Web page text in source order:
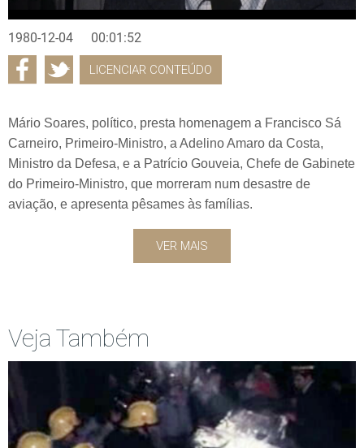
1980-12-04 00:01:52
LICENCIAR CONTEÚDO
Mário Soares, político, presta homenagem a Francisco Sá
Carneiro, Primeiro-Ministro, a Adelino Amaro da Costa,
Ministro da Defesa, e a Patrício Gouveia, Chefe de Gabinete
do Primeiro-Ministro, que morreram num desastre de
aviação, e apresenta pêsames às famílias.
VER MAIS
Veja Também